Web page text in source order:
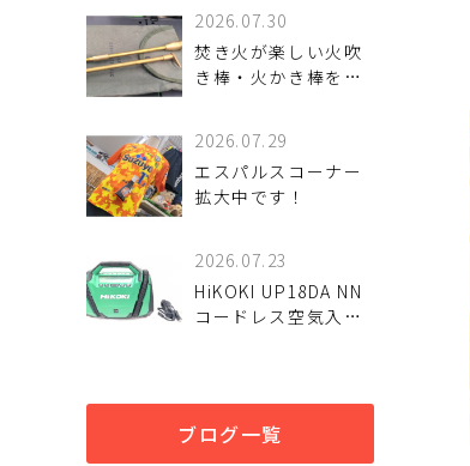
2026.07.30
焚き火が楽しい火吹
き棒・火かき棒をご
2026.07.29
エスパルスコーナー
拡大中です！
2026.07.23
HiKOKI UP18DA NN
コードレス空気入れ
ブログ一覧